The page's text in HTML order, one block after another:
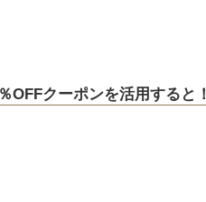
OFFクーポンを活用すると！